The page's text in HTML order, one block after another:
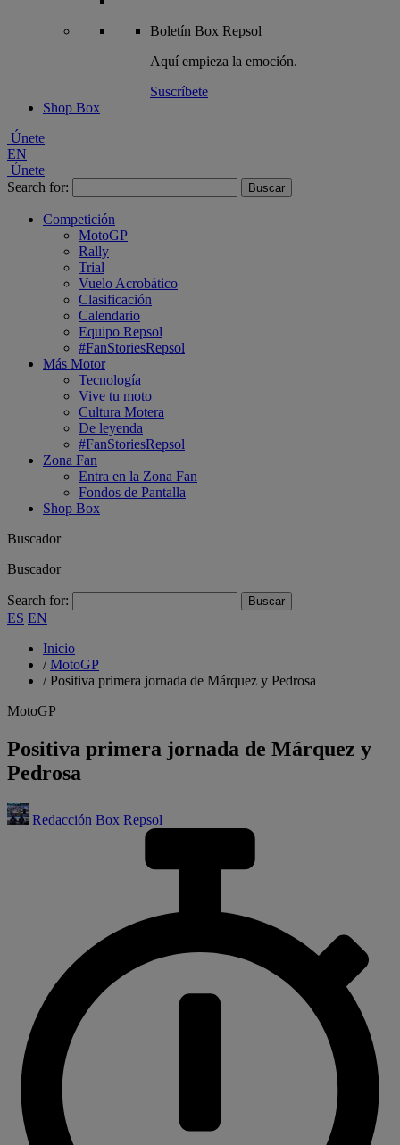
Boletín Box Repsol
Aquí empieza la emoción.
Suscríbete
Shop Box
Únete
EN
Únete
Search for:
Competición
MotoGP
Rally
Trial
Vuelo Acrobático
Clasificación
Calendario
Equipo Repsol
#FanStoriesRepsol
Más Motor
Tecnología
Vive tu moto
Cultura Motera
De leyenda
#FanStoriesRepsol
Zona Fan
Entra en la Zona Fan
Fondos de Pantalla
Shop Box
Buscador
Buscador
Search for:
ES EN
Inicio
/MotoGP
/Positiva primera jornada de Márquez y Pedrosa
MotoGP
Positiva primera jornada de Márquez y
Pedrosa
Redacción Box Repsol